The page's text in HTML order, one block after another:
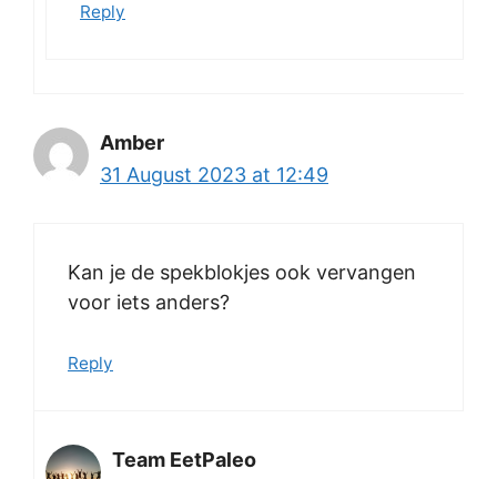
Reply
Amber
31 August 2023 at 12:49
Kan je de spekblokjes ook vervangen
voor iets anders?
Reply
Team EetPaleo